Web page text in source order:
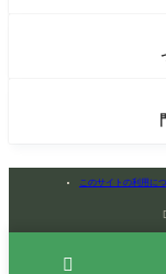
このサイトの利用に

